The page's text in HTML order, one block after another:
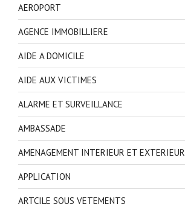
AEROPORT
AGENCE IMMOBILLIERE
AIDE A DOMICILE
AIDE AUX VICTIMES
ALARME ET SURVEILLANCE
AMBASSADE
AMENAGEMENT INTERIEUR ET EXTERIEUR
APPLICATION
ARTCILE SOUS VETEMENTS